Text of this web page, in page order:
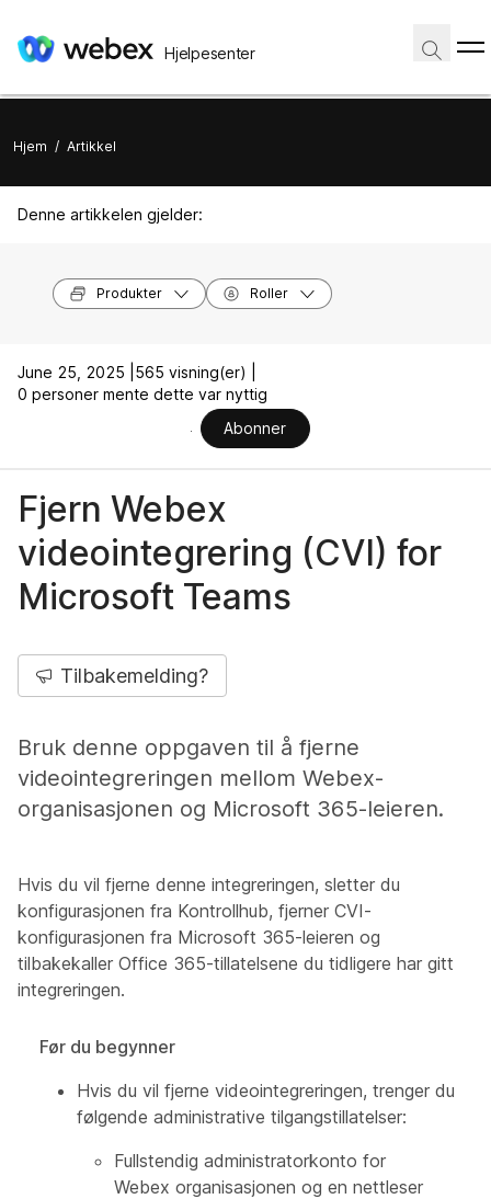
Hjelpesenter
Hjem / Artikkel
Denne artikkelen gjelder:
Produkter Roller
June 25, 2025 | 565 visning(er) |
0 personer mente dette var nyttig
Abonner
Fjern Webex
videointegrering (CVI) for
Microsoft Teams
Tilbakemelding?
Bruk denne oppgaven til å fjerne
videointegreringen mellom Webex-
organisasjonen og Microsoft 365-leieren.
Hvis du vil fjerne denne integreringen, sletter du
konfigurasjonen fra Kontrollhub, fjerner CVI-
konfigurasjonen fra Microsoft 365-leieren og
tilbakekaller Office 365-tillatelsene du tidligere har gitt
integreringen.
Før du begynner
Hvis du vil fjerne videointegreringen, trenger du
følgende administrative tilgangstillatelser:
Fullstendig administratorkonto for
Webex organisasjonen og en nettleser